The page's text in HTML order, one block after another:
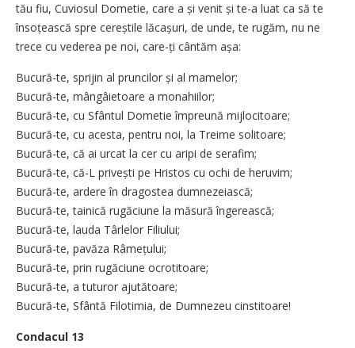
tău fiu, Cuviosul Dometie, care a și venit și te-a luat ca să te
însoțească spre cereștile lăcașuri, de unde, te rugăm, nu ne
trece cu vederea pe noi, care-ți cântăm așa:
Bucură-te, sprijin al pruncilor și al mamelor;
Bucură-te, mângâietoare a monahiilor;
Bucură-te, cu Sfântul Dometie împreună mijlocitoare;
Bucură-te, cu acesta, pentru noi, la Treime solitoare;
Bucură-te, că ai urcat la cer cu aripi de serafim;
Bucură-te, că-L privești pe Hristos cu ochi de heruvim;
Bucură-te, ardere în dragostea dumnezeiască;
Bucură-te, tainică rugăciune la măsură îngerească;
Bucură-te, lauda Târlelor Filiului;
Bucură-te, pavăza Râmețului;
Bucură-te, prin rugăciune ocrotitoare;
Bucură-te, a tuturor ajutătoare;
Bucură-te, Sfântă Filotimia, de Dumnezeu cinstitoare!
Condacul 13